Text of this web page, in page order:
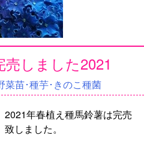
しました2021
菜苗･種芋･きのこ種菌
2021年春植え種馬鈴薯は完売
致しました。